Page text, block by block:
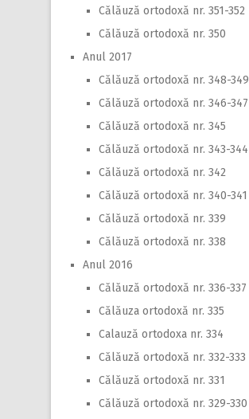
Călăuză ortodoxă nr. 351-352
Călăuză ortodoxă nr. 350
Anul 2017
Călăuză ortodoxă nr. 348-349
Călăuză ortodoxă nr. 346-347
Călăuză ortodoxă nr. 345
Călăuză ortodoxă nr. 343-344
Călăuză ortodoxă nr. 342
Călăuză ortodoxă nr. 340-341
Călăuză ortodoxă nr. 339
Călăuză ortodoxă nr. 338
Anul 2016
Călăuză ortodoxă nr. 336-337
Călăuza ortodoxă nr. 335
Calauză ortodoxa nr. 334
Călăuză ortodoxă nr. 332-333
Călăuză ortodoxă nr. 331
Călăuză ortodoxă nr. 329-330